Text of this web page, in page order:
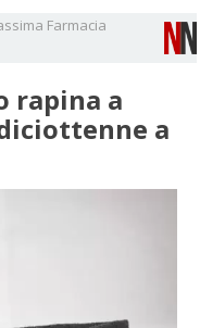
Farmacia
rapina a
a